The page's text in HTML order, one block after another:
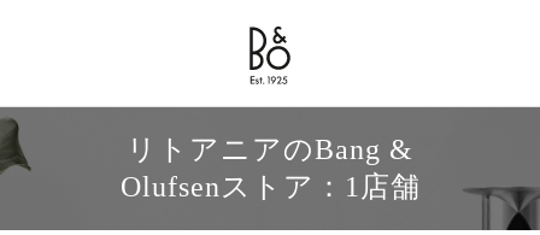
Bang & Olufsen - Exist to Create
Link Opens in New Tab
リトアニアのBang &
Olufsenストア：1店舗